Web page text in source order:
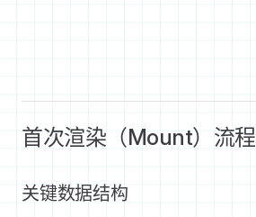
首次渲染（Mount）流程
关键数据结构